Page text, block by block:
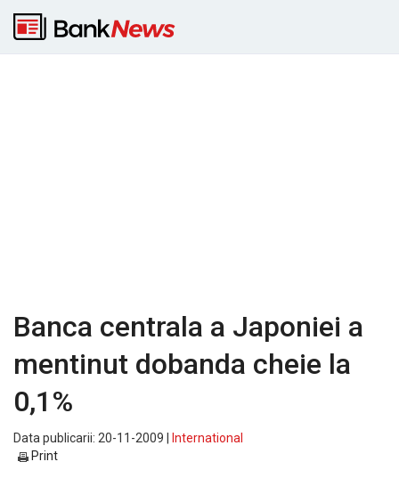
Banca centrala a Japoniei a
mentinut dobanda cheie la
0,1%
Data publicarii: 20-11-2009 |
International
Print